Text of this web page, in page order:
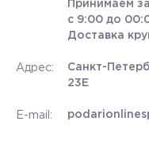
Принимаем
с 9:00 до
Доставка
Адрес:
Санкт-
23Е
E-mail: